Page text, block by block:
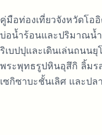
คู่มือท่องเที่ยวจังหวัดโ
บ่อน้ำร้อนและปริมาณน้
ริเบปปุและเดินเล่นถนน
พระพุทธรูปหินอุสึกิ ลิ้มร
เซกิซาบะชั้นเลิศ และปล